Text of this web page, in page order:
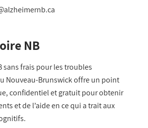
NB
sans frais pour les troubles
Nouveau-Brunswick offre un point
confidentiel et gratuit pour obtenir
et de l’aide en ce qui a trait aux